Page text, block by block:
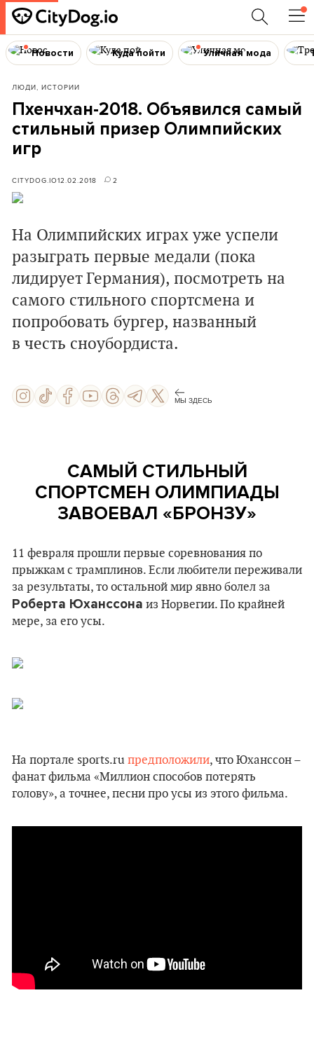
Новости Куда пойти Уличная мода
ЛЮДИ, ИСТОРИИ
Пхенчхан-2018. Объявился самый
стильный призер Олимпийских
игр
CITYDOG.IO12.02.2018 2
На Олимпийских играх уже успели
разыграть первые медали (пока
лидирует Германия), посмотреть на
самого стильного спортсмена и
попробовать бургер, названный
в честь сноубордиста.
МЫ ЗДЕСЬ
САМЫЙ СТИЛЬНЫЙ
СПОРТСМЕН ОЛИМПИАДЫ
ЗАВОЕВАЛ «БРОНЗУ»
11 февраля прошли первые соревнования по
прыжкам с трамплинов. Если любители переживали
за результаты, то остальной мир явно болел за
Роберта Юханссона из Норвегии. По крайней
мере, за его усы.
На портале sports.ru предположили, что Юханссон –
фанат фильма «Миллион способов потерять
голову», а точнее, песни про усы из этого фильма.